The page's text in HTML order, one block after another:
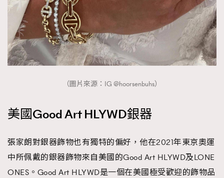
（圖片來源：IG @hoorsenbuhs）
美國Good Art HLYWD銀器
張家朗對銀器飾物也有獨特的偏好，他在2021年東京奧運
中所佩戴的銀器飾物來自美國的Good Art HLYWD及LONE
ONES。Good Art HLYWD是一個在美國極受歡迎的飾物品